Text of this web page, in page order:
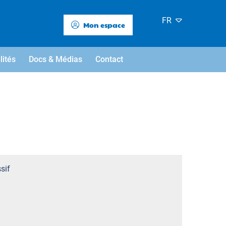
Mon espace FR
Docs & Médias Contact